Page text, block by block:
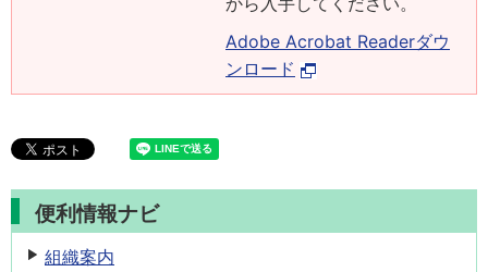
Adobe Acrobat Readerダウ
ンロード
便利情報ナビ
組織案内